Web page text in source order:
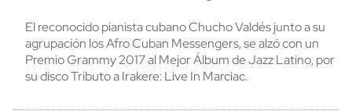
El reconocido pianista cubano Chucho Valdés junto a su
agrupación los Afro Cuban Messengers, se alzó con un
Premio Grammy 2017 al Mejor Álbum de Jazz Latino, por
su disco Tributo a Irakere: Live In Marciac.